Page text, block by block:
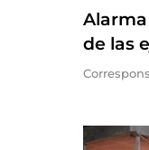
de las